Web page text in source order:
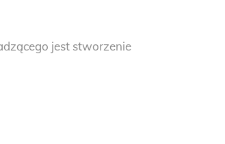
jest stworzenie